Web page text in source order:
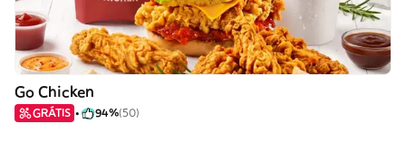
Go Chicken
GRÁTIS 94%(50)